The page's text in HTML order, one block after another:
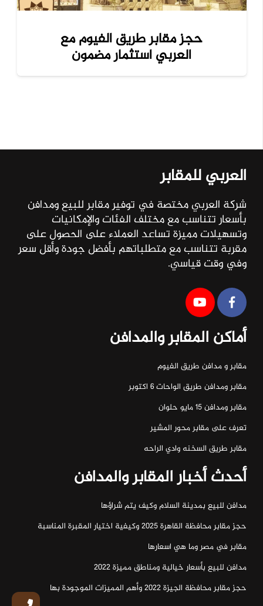
حجز مقابر طريق الفيوم مع
العربي استثمار مضمون
العربي للمقابر
شركة العربي مختصة في توفير مقابر للبيع ومدافن
بأسعار تتناسب مع مختلف الفئات والإمكانيات
وتسهيلات مميزة تساعد العملاء على الحصول على
مقربة تتناسب مع متطلباتهم بأفضل جودة وأقل سعر
وفي وقت قياسي.
أماكن المقابر والمدافن
مقابر و مدافن طريق الفيوم
مقابر ومدافن طريق الواحات ٦ اكتوبر
مقابر ومدافن ١٥ مايو حلوان
تعرف على مقابر محور المشير
مقابر طريق السخنه وادي الراحه
أحدث أخبار المقابر والمدافن
مدافن للبيع بمدينة السلام وكيف يتم شراؤها
حجز مقابر محافظة القاهرة 2025 وكيفية اختيار المقبرة المناسبة
مقابر في مصر وما هي اسعارها
مدافن للبيع بأسعار خيالية ومناطق مميزة 2022
حجز مقابر محافظة الجيزة 2022 وأهم المميزات الموجودة بها